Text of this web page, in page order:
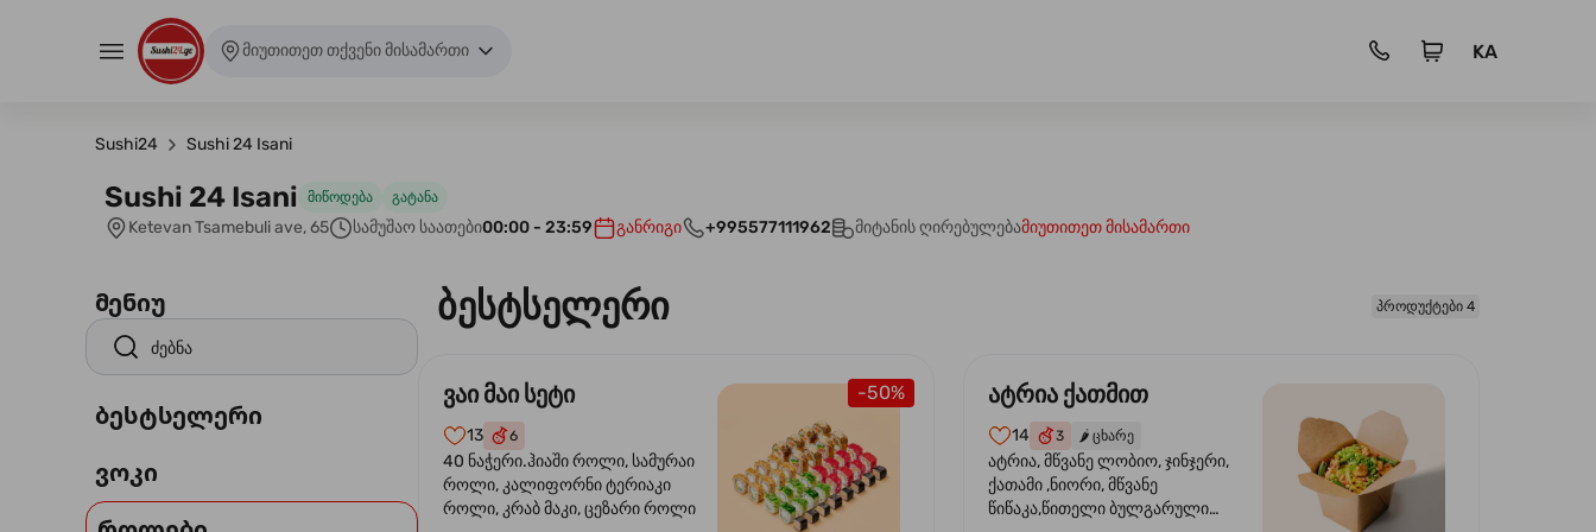
მიუთითეთ თქვენი მისამართი KA
Sushi24 Sushi 24 Isani
Sushi 24 Isani მიწოდება გატანა
Ketevan Tsamebuli ave, 65 სამუშაო საათები00:00 - 23:59 განრიგი +995577111962 მიტანის ღირებულებამიუთითეთ მისამართი
მენიუ
ბესტსელერი
ვოკი
ბესტსელერი პროდუქტები 4
-50%
ვაი მაი სეტი
13 6
40 ნაჭერი.ჰიაში როლი, სამურაი
როლი, კალიფორნი ტერიაკი
როლი, კრაბ მაკი, ცეზარი როლი
ატრია ქათმით
14 3 🌶️ ცხარე
ატრია, მწვანე ლობიო, ჯინჯერი,
ქათამი ,ნიორი, მწვანე
წიწაკა,წითელი ბულგარული